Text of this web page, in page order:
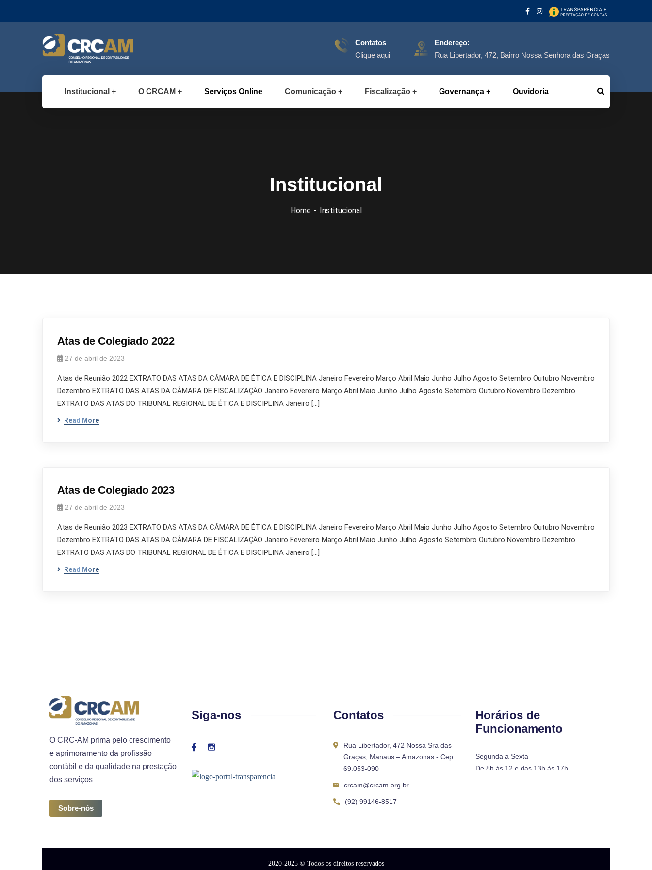
Contatos
Clique aqui
Endereço:
Rua Libertador, 472, Bairro Nossa Senhora das Graças
Institucional O CRCAM Serviços Online Comunicação Fiscalização Governança Ouvidoria
Institucional
Home Institucional
Atas de Colegiado 2022
27 de abril de 2023
Atas de Reunião 2022 EXTRATO DAS ATAS DA CÂMARA DE ÉTICA E DISCIPLINA Janeiro Fevereiro Março Abril Maio Junho Julho Agosto Setembro Outubro Novembro
Dezembro EXTRATO DAS ATAS DA CÂMARA DE FISCALIZAÇÃO Janeiro Fevereiro Março Abril Maio Junho Julho Agosto Setembro Outubro Novembro Dezembro
EXTRATO DAS ATAS DO TRIBUNAL REGIONAL DE ÉTICA E DISCIPLINA Janeiro […]
Read More
Atas de Colegiado 2023
27 de abril de 2023
Atas de Reunião 2023 EXTRATO DAS ATAS DA CÂMARA DE ÉTICA E DISCIPLINA Janeiro Fevereiro Março Abril Maio Junho Julho Agosto Setembro Outubro Novembro
Dezembro EXTRATO DAS ATAS DA CÂMARA DE FISCALIZAÇÃO Janeiro Fevereiro Março Abril Maio Junho Julho Agosto Setembro Outubro Novembro Dezembro
EXTRATO DAS ATAS DO TRIBUNAL REGIONAL DE ÉTICA E DISCIPLINA Janeiro […]
Read More
O CRC-AM prima pelo crescimento
e aprimoramento da profissão
contábil e da qualidade na prestação
dos serviços
Sobre-nós
Siga-nos Contatos
Rua Libertador, 472 Nossa Sra das
Graças, Manaus – Amazonas - Cep:
69.053-090
crcam@crcam.org.br
(92) 99146-8517
Horários de
Funcionamento
Segunda a Sexta
De 8h às 12 e das 13h às 17h
2020-2025© Todos os direitos reservados